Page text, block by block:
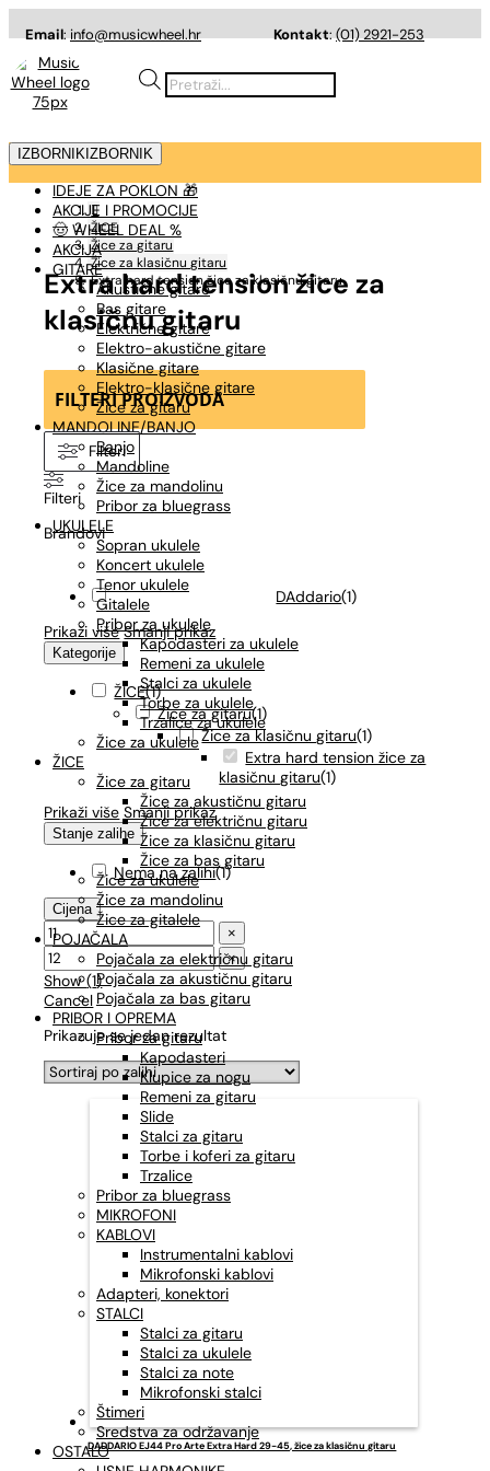
Email:info@musicwheel.hr Kontakt:(01) 2921-253
Products
search
IZBORNIK IZBORNIK
IDEJE ZA POKLON 🎁
AKCIJE I PROMOCIJE
🤠 WHEEL DEAL %
AKCIJA
GITARE
Akustične gitare
Bas gitare
Električne gitare
Elektro-akustične gitare
Klasične gitare
Elektro-klasične gitare
Žice za gitaru
MANDOLINE/BANJO
Banjo
Mandoline
Žice za mandolinu
Pribor za bluegrass
UKULELE
Sopran ukulele
Koncert ukulele
Tenor ukulele
Gitalele
Pribor za ukulele
Kapodasteri za ukulele
Remeni za ukulele
Stalci za ukulele
Torbe za ukulele
Trzalice za ukulele
Žice za ukulele
ŽICE
Žice za gitaru
Žice za akustičnu gitaru
Žice za električnu gitaru
Žice za klasičnu gitaru
Žice za bas gitaru
Žice za ukulele
Žice za mandolinu
Žice za gitalele
POJAČALA
Pojačala za električnu gitaru
Pojačala za akustičnu gitaru
Pojačala za bas gitaru
PRIBOR I OPREMA
Pribor za gitaru
Kapodasteri
Klupice za nogu
Remeni za gitaru
Slide
Stalci za gitaru
Torbe i koferi za gitaru
Trzalice
Pribor za bluegrass
MIKROFONI
KABLOVI
Instrumentalni kablovi
Mikrofonski kablovi
Adapteri, konektori
STALCI
Stalci za gitaru
Stalci za ukulele
Stalci za note
Mikrofonski stalci
Štimeri
Sredstva za održavanje
OSTALO

ŽICE
Žice za gitaru
Žice za klasičnu gitaru
Extra hard tension žice za klasičnu gitaru
Extra hard tension žice za
klasičnu gitaru
FILTERI PROIZVODA
Filteri
Filteri
Brandovi
DAddario(1)
Prikaži više Smanji prikaz
Kategorije
ŽICE(1)
Žice za gitaru(1)
Žice za klasičnu gitaru(1)
Extra hard tension žice za
klasičnu gitaru(1)
Prikaži više Smanji prikaz
Stanje zalihe
Nema na zalihi(1)
Cijena
×
×
Show(1)
Cancel
Prikazuje se jedan rezultat
DADDARIO EJ44 Pro Arte Extra Hard 29-45, žice za klasičnu gitaru